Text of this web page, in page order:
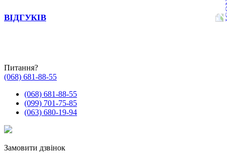
ВІДГУКІВ
Питання?
(068) 681-88-55
(068) 681-88-55
(099) 701-75-85
(063) 680-19-94
Замовити дзвінок